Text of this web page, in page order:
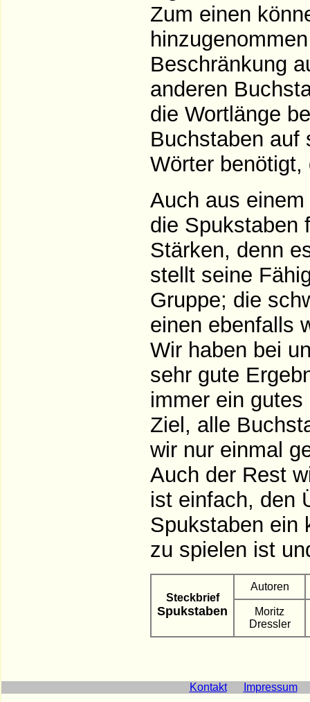
Zum einen
Beschränkung
anderen
die Wortlänge
Buchstaben auf
Wörter
Auch aus
die Spukstaben
Stärken, denn
stellt seine
Gruppe; die
einen ebenfalls
Wir haben bei
sehr gute
immer ein
Ziel, alle
wir nur einmal
Auch der Rest
ist einfach, den
Spukstaben ein
zu spielen ist
Steckbrief
Spukstaben
Autoren
Moritz
Dressler
Kontakt Impressum